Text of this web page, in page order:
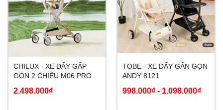
CHILUX - XE ĐẨY GẤP
GỌN 2 CHIỀU M06 PRO
2.498.000₫
TOBE - XE ĐẨY GẤN GỌN
ANDY 8121
998.000₫ - 1.098.000₫